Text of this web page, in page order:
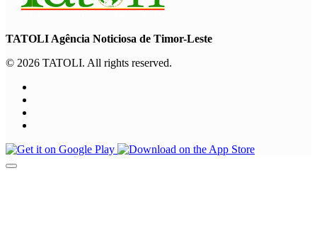
TATOLI Agência Noticiosa de Timor-Leste
© 2026 TATOLI. All rights reserved.